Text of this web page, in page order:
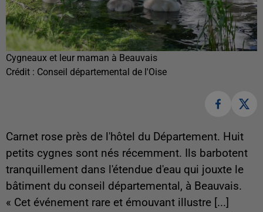
Cygneaux et leur maman à Beauvais
Crédit : Conseil départemental de l'Oise
Carnet rose près de l'hôtel du Département. Huit
petits cygnes sont nés récemment. Ils barbotent
tranquillement dans l'étendue d'eau qui jouxte le
bâtiment du conseil départemental, à Beauvais.
« Cet événement rare et émouvant illustre [...]